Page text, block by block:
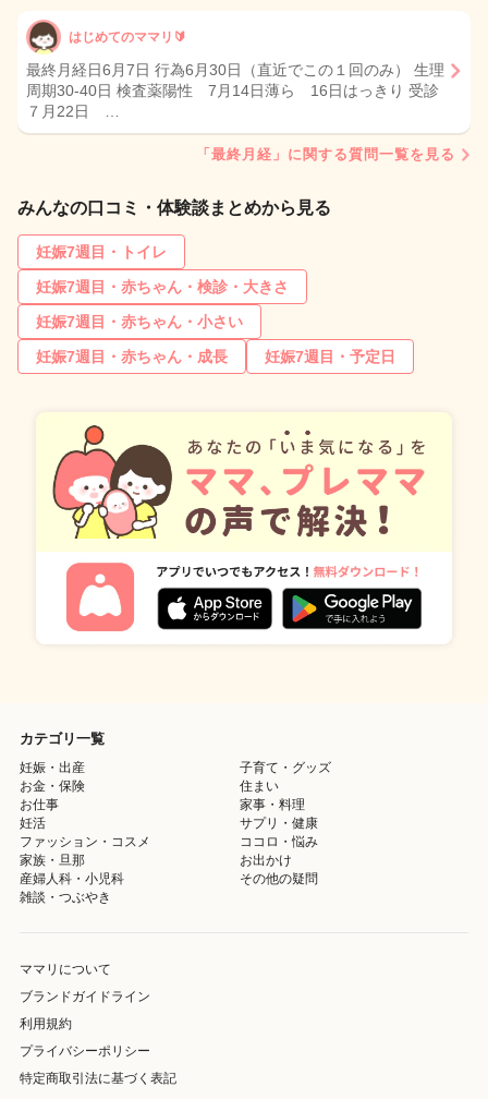
はじめてのママリ🔰
最終月経日6月7日 行為6月30日（直近でこの１回のみ） 生理
周期30-40日 検査薬陽性 7月14日薄ら 16日はっきり 受診
７月22日 …
「最終月経」に関する質問一覧を見る
みんなの口コミ・体験談まとめから見る
妊娠7週目・トイレ
妊娠7週目・赤ちゃん・検診・大きさ
妊娠7週目・赤ちゃん・小さい
妊娠7週目・赤ちゃん・成長
妊娠7週目・予定日
カテゴリ一覧
妊娠・出産
子育て・グッズ
お金・保険
住まい
お仕事
家事・料理
妊活
サプリ・健康
ファッション・コスメ
ココロ・悩み
家族・旦那
お出かけ
産婦人科・小児科
その他の疑問
雑談・つぶやき
ママリについて
ブランドガイドライン
利用規約
プライバシーポリシー
特定商取引法に基づく表記